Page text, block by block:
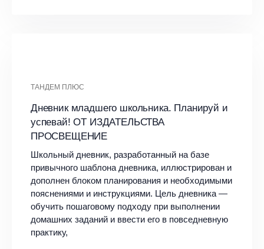
ТАНДЕМ ПЛЮС
Дневник младшего школьника. Планируй и
успевай! ОТ ИЗДАТЕЛЬСТВА
ПРОСВЕЩЕНИЕ
Школьный дневник, разработанный на базе
привычного шаблона дневника, иллюстрирован и
дополнен блоком планирования и необходимыми
пояснениями и инструкциями. Цель дневника —
обучить пошаговому подходу при выполнении
домашних заданий и ввести его в повседневную
практику,